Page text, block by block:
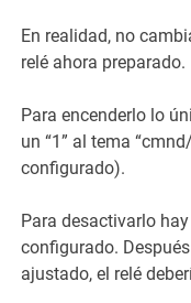
En realidad, no
relé ahora preparado.
Para encenderlo lo
un “1” al tema
configurado).
Para desactivarlo
configurado.
ajustado, el relé